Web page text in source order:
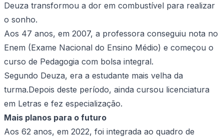
Deuza transformou a dor em combustível para realizar
o sonho.
Aos 47 anos, em 2007, a professora conseguiu nota no
Enem (Exame Nacional do Ensino Médio) e começou o
curso de Pedagogia com bolsa integral.
Segundo Deuza, era a estudante mais velha da
turma.Depois deste período, ainda cursou licenciatura
em Letras e fez especialização.
Mais planos para o futuro
Aos 62 anos, em 2022, foi integrada ao quadro de